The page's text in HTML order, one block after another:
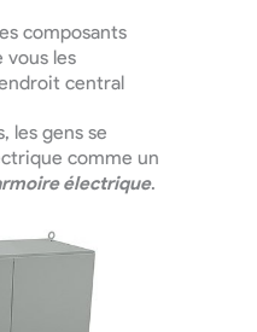
composants
vous les
central
les gens se
comme un
électrique.